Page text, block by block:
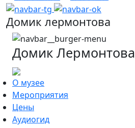
Домик лермонтова
Домик Лермонтова
О музее
Мероприятия
Цены
Аудиогид